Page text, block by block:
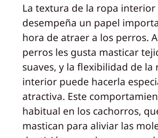
La textura de la ropa
desempeña un papel
hora de atraer a los perros.
perros les gusta masticar
suaves, y la flexibilidad de la
interior puede hacerla
atractiva. Este
habitual en los cachorros,
mastican para aliviar las